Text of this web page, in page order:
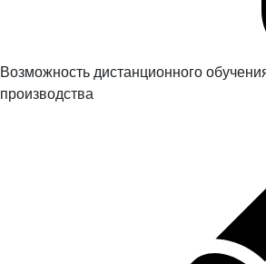
Возможность дистанционного
производства